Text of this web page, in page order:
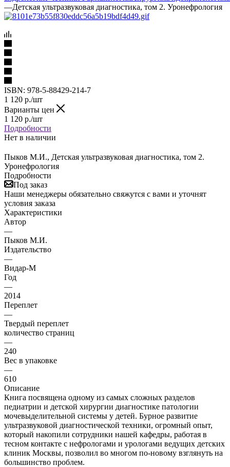
—Детская ультразвуковая диагностика, том 2. Уронефрология
ISBN: 978-5-88429-214-7
1 120 р./шт
Варианты цен
1 120 р./шт
Подробности
Нет в наличии
Пыков М.И., Детская ультразвуковая диагностика, том 2.
Уронефрология
Подробности
Под заказ
Наши менеджеры обязательно свяжутся с вами и уточнят
условия заказа
Характеристики
Автор
—
Пыков М.И.
Издательство
—
Видар-М
Год
—
2014
Переплет
—
Твердый переплет
количество страниц
—
240
Вес в упаковке
—
610
Описание
Книга посвящена одному из самых сложных разделов
педиатрии и детской хирургии диагностике патологии
мочевыделительной системы у детей. Бурное развитие
ультразвуковой диагностической техники, огромный опыт,
который накопили сотрудники нашей кафедры, работая в
тесном контакте с нефрологами и урологами ведущих детских
клиник Москвы, позволил во многом по-новому взглянуть на
большинство проблем.